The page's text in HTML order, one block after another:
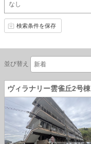
なし
検索条件を保存
並び替え
ヴィラナリー雲雀丘2号棟